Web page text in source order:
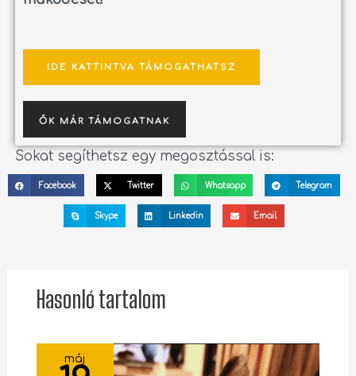
IDE KATTINTVA TÁMOGATHATSZ
ŐK MÁR TÁMOGATNAK
Sokat segíthetsz egy megosztással is:
Facebook Twitter Whatsapp Telegram
Skype Linkedin Email
Hasonló tartalom
máj